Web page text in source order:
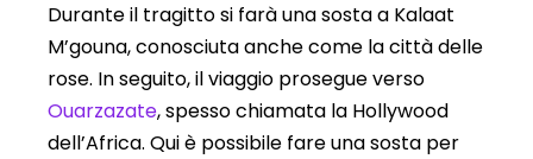
Durante il tragitto si farà una sosta a Kalaat
M’gouna, conosciuta anche come la città delle
rose. In seguito, il viaggio prosegue verso
Ouarzazate, spesso chiamata la Hollywood
dell’Africa. Qui è possibile fare una sosta per